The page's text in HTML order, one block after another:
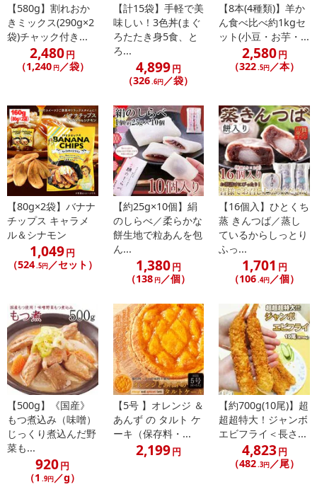
■北海道のコンビニだけで約816,000個以上売れている！
絶品＼あんころ餅／
地元、北海道のお菓子メーカーが作る大人気商品！
た。
美味逸品
やわらかあんころもち
■こだわりその1
十勝産小豆使用
成長時期の5月から10月に天候が安定し、日照時間が長い十勝はあ
ずきの生育に最適な環境です。
昼夜の寒暖差が大きい十勝地方の気象条件が糖度や風味を向上さ
せ、皮が薄く、アクの少ない
【580g】割れおか
きミックス(290g×2
袋)チャック付き...
2,480円
（1,240 円／袋）
【計15袋】手軽で美
味しい！3色丼(まぐ
ろたたき身5食、と
ろ...
4,899円
（326 .6円 ／袋）
【8本(4種類)】羊か
ん食べ比べ約1kgセ
ット(小豆・お芋・...
2,580円
（322 .5円 ／本）
【80g×2袋】バナナ
チップス キャラメ
ル＆シナモン
1,049円
（524.5円／セット）
【約25g×10個】絹
のしらべ／柔らかな
餅生地で粒あんを包
ん...
1,380円
（138 円／個）
【16個入】ひとくち
蒸 きんつば／蒸し
ているからしっとり
ふっ...
1,701 円
（106.4円／個）
【500g】《国産》
もつ煮込み（味噌）
じっくり煮込んだ野
菜も...
920円
（1 .9円／g）
【5号 】オレンジ ＆
あんず の タルト ケ
ーキ（保存料・...
2,199円
【約700g(10尾)】超
超超特大！ジャンボ
エビフライ＜長さ...
4,823円
（482.3円／尾）